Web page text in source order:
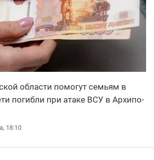
области помогут семьям в
погибли при атаке ВСУ в Архипо-
18:10